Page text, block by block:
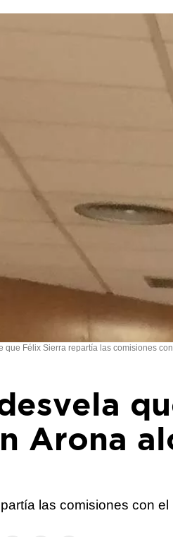
que Félix Sierra repartía las comisiones
Arona
las comisiones con el